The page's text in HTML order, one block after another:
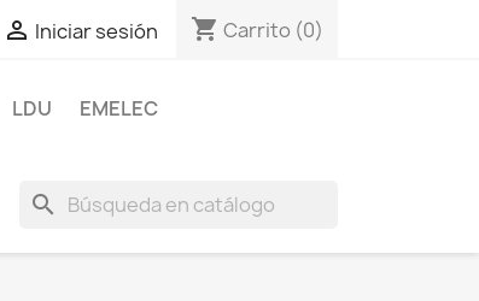
 Iniciar sesión shopping_cart Carrito (0)
LDU
EMELEC
search